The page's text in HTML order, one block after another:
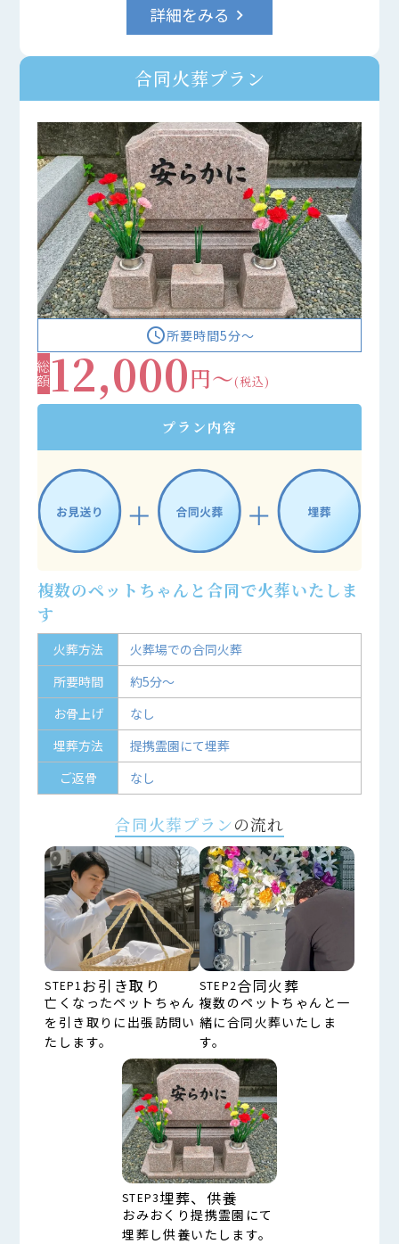
詳細をみる keyboard_arrow_right
合同火葬プラン
access_time所要時間5分〜
総額12,000円～(税込)
プラン内容
複数のペットちゃんと合同で火葬いたしま
す
火葬方法
火葬場での合同火葬
所要時間
約5分～
お骨上げ
なし
埋葬方法
提携霊園にて埋葬
ご返骨
なし
合同火葬プランの流れ
STEP1 お引き取り
亡くなったペットちゃん
を引き取りに出張訪問い
たします。
STEP2合同火葬
複数のペットちゃんと一
緒に合同火葬いたしま
す。
STEP3埋葬、供養
おみおくり提携霊園にて
埋葬し供養いたします。